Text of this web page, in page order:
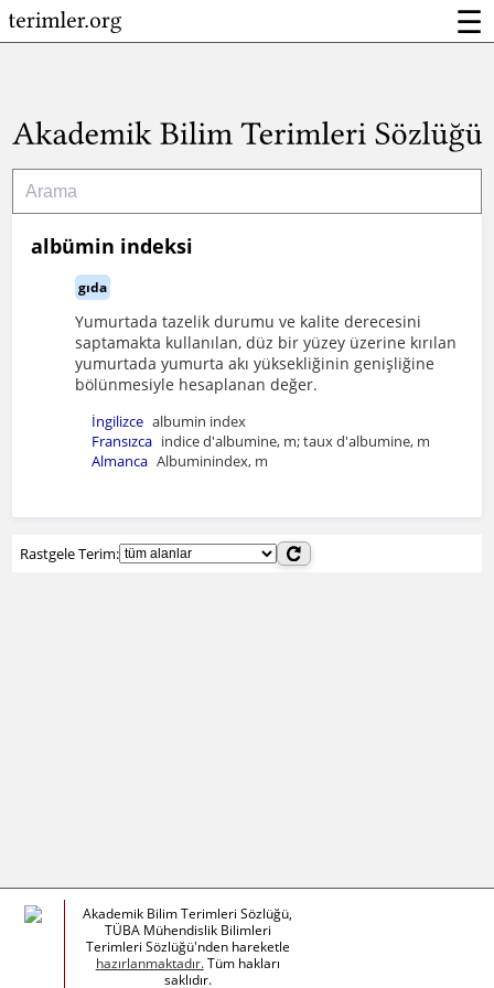
☰
albümin indeksi
gıda
Yumurtada tazelik durumu ve kalite derecesini
saptamakta kullanılan, düz bir yüzey üzerine kırılan
yumurtada yumurta akı yüksekliğinin genişliğine
bölünmesiyle hesaplanan değer.
İngilizce albumin index
Fransızca indice d'albumine, m; taux d'albumine, m
Almanca Albuminindex, m
Rastgele Terim:
Akademik Bilim Terimleri Sözlüğü,
TÜBA Mühendislik Bilimleri
Terimleri Sözlüğü'nden hareketle
hazırlanmaktadır.Tüm hakları
saklıdır.